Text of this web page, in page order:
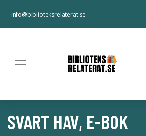
info@biblioteksrelaterat.se
SVART HAV, E-BOK